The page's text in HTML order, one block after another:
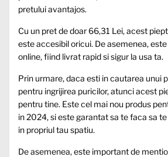
pretului avantajos.
Cu un pret de doar 66,31 Lei, acest
este accesibil oricui. De asemenea,
online, fiind livrat rapid si sigur la usa ta.
Prin urmare, daca esti in cautarea unui
pentru ingrijirea puricilor, atunci acest
pentru tine. Este cel mai nou produs
in 2024, si este garantat sa te faca sa
in propriul tau spatiu.
De asemenea, este important de